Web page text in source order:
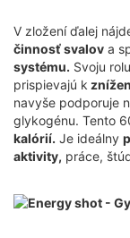
V zložení ďalej
činnosť svalov a
systému. Svoju
prispievajú k
navyše podporuje
glykogénu. Tento
kalórií. Je ideálny
aktivity, práce,